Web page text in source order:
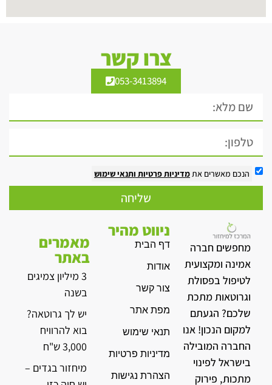
צרו קשר
053-3413894
הנכם מאשרים אתמדיניות פרטיות ותנאי שימוש
שליחה
מחפשים חברה
אמינה ומקצועית
לטיפול בפסולת
וגרוטאות מתכת
שלכם? הגעתם
למקום הנכון! אנו
החברה המובילה
בישראל לפינוי
מתכות, פירוק
ניווט מהיר
דף הבית
אודות
צור קשר
מפת אתר
תנאי שימוש
מדיניות פרטיות
הצהרת נגישות
מאמרים
באתר
3 מיליון צמיגים
בשנה
יש לך גרוטאה?
בוא להרוויח
3,000 ש"ח
מיחזור בגדים –